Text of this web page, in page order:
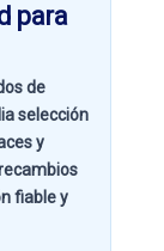
para
de
selección
y
fiable y